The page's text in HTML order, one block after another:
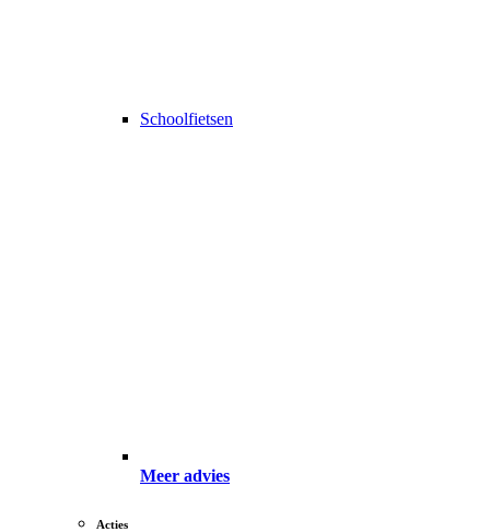
Schoolfietsen
Meer advies
Acties